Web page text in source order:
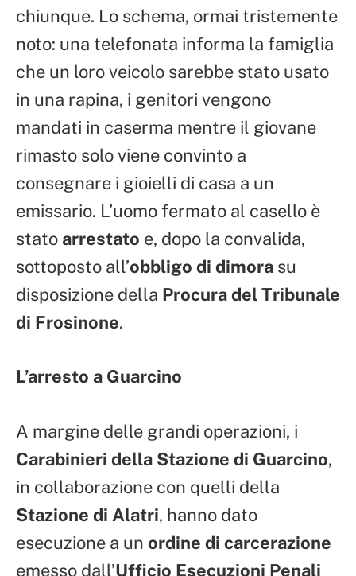
chiunque. Lo schema, ormai tristemente
noto: una telefonata informa la famiglia
che un loro veicolo sarebbe stato usato
in una rapina, i genitori vengono
mandati in caserma mentre il giovane
rimasto solo viene convinto a
consegnare i gioielli di casa a un
emissario. L’uomo fermato al casello è
stato arrestato e, dopo la convalida,
sottoposto all’obbligo di dimora su
disposizione della Procura del Tribunale
di Frosinone.
L’arresto a Guarcino
A margine delle grandi operazioni, i
Carabinieri della Stazione di Guarcino,
in collaborazione con quelli della
Stazione di Alatri, hanno dato
esecuzione a un ordine di carcerazione
emesso dall’Ufficio Esecuzioni Penali